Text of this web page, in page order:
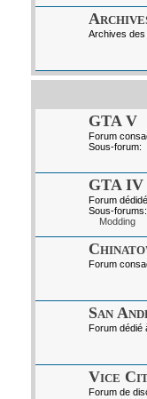
Archives des
GTA V
Forum
Sous-forum:
GTA IV
Forum
Sous-forums:
Modding
Forum
San
Forum dédié
Vice
Forum de